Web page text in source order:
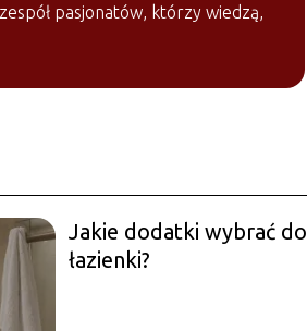
pasjonatów, którzy wiedzą,
Jakie dodatki wybrać do
łazienki?